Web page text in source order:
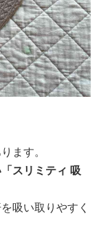
ます。
スリミティ 吸
吸い取りやすく